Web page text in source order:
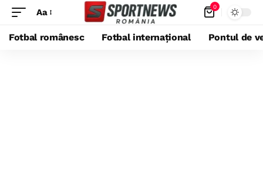
Aa 0
Fotbal românesc Fotbal internațional Pontul de